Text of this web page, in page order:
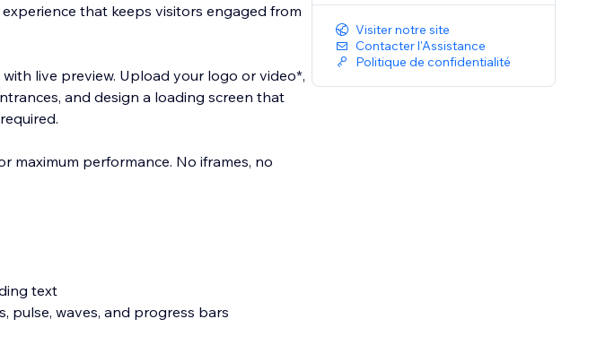
that keeps visitors engaged from
live preview. Upload your logo or video*,
and design a loading screen that
maximum performance. No iframes, no
text
pulse, waves, and progress bars
Visiter notre site
Contacter l'Assistance
Politique de confidentialité